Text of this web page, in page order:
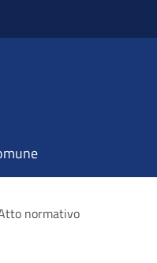
normativo